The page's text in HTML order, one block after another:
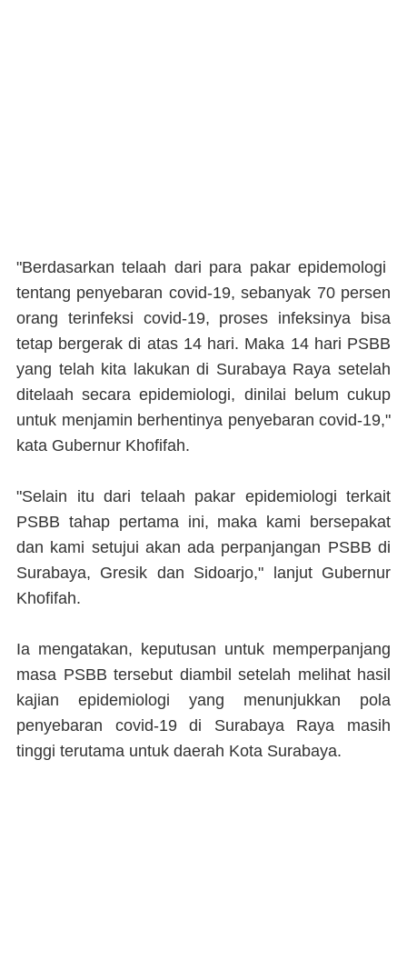
"Berdasarkan telaah dari para pakar epidemologi
tentang penyebaran covid-19, sebanyak 70 persen
orang terinfeksi covid-19, proses infeksinya bisa
tetap bergerak di atas 14 hari. Maka 14 hari PSBB
yang telah kita lakukan di Surabaya Raya setelah
ditelaah secara epidemiologi, dinilai belum cukup
untuk menjamin berhentinya penyebaran covid-19,"
kata Gubernur Khofifah.
"Selain itu dari telaah pakar epidemiologi terkait
PSBB tahap pertama ini, maka kami bersepakat
dan kami setujui akan ada perpanjangan PSBB di
Surabaya, Gresik dan Sidoarjo," lanjut Gubernur
Khofifah.
Ia mengatakan, keputusan untuk memperpanjang
masa PSBB tersebut diambil setelah melihat hasil
kajian epidemiologi yang menunjukkan pola
penyebaran covid-19 di Surabaya Raya masih
tinggi terutama untuk daerah Kota Surabaya.